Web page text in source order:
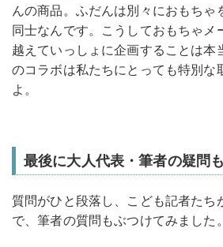
んの商品。ふだんは別々におもちゃ
同士なんです。こうしておもちゃメ
越えていっしょに企画することは本
のコラボは私たちにとっても特別な
よ。
最後に大人代表・筆者の疑問
質問がひと段落し、こども記者たち
で、筆者の質問もぶつけてみました。